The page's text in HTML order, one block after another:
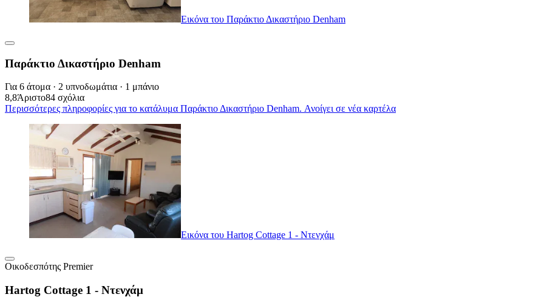
Εικόνα του Παράκτιο Δικαστήριο Denham
Παράκτιο Δικαστήριο Denham
Για 6 άτομα · 2 υπνοδωμάτια · 1 μπάνιο
8,8Άριστο84 σχόλια
Περισσότερες πληροφορίες για το κατάλυμα Παράκτιο Δικαστήριο Denham. Ανοίγει σε νέα καρτέλα
Εικόνα του Hartog Cottage 1 - Ντενχάμ
Οικοδεσπότης Premier
Hartog Cottage 1 - Ντενχάμ